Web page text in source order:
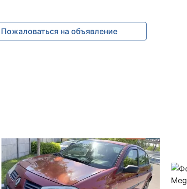
Пожаловаться на объявление